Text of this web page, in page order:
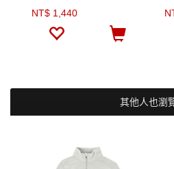
NT$ 1,440
其他人也瀏